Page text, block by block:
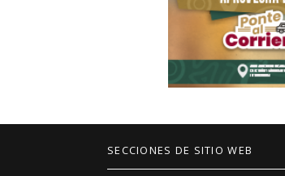
SECCIONES DE SITIO WEB